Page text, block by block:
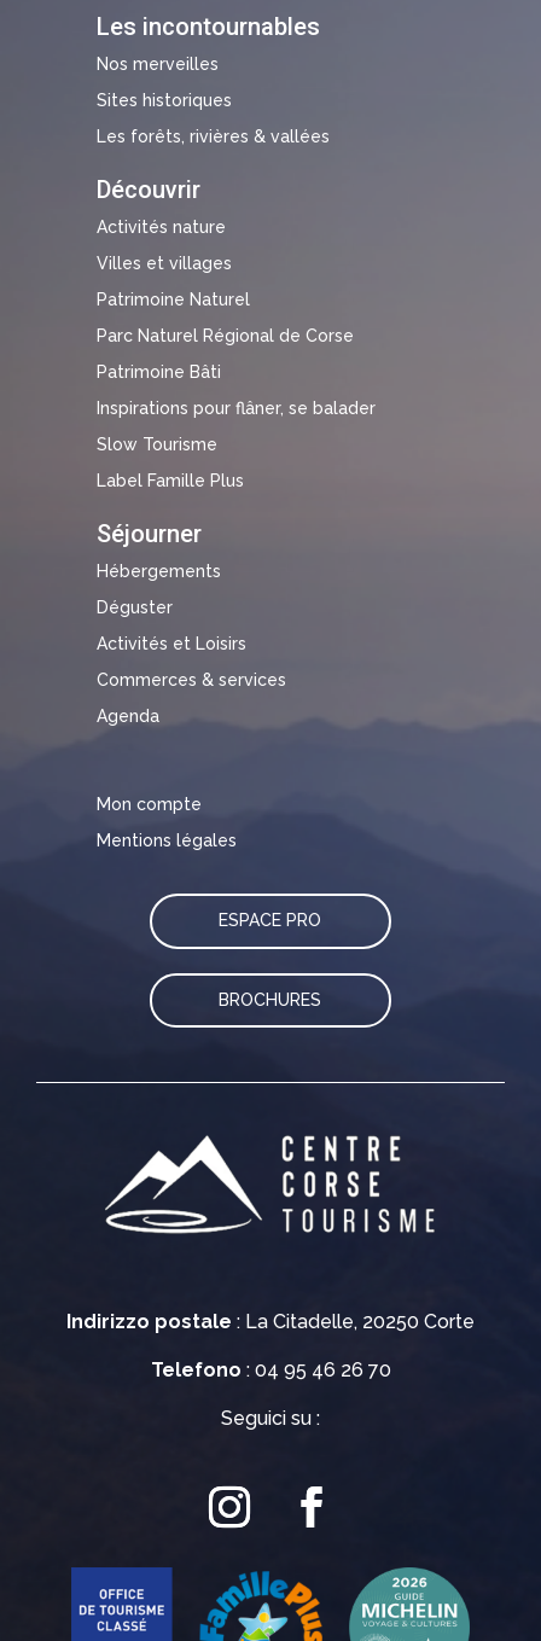
Indirizzo postale : La Citadelle, 20250 Corte
Telefono : 04 95 46 26 70
Seguici su :
Les incontournables
Nos merveilles
Sites historiques
Les forêts, rivières & vallées
Découvrir
Activités nature
Villes et villages
Patrimoine Naturel
Parc Naturel Régional de Corse
Patrimoine Bâti
Inspirations pour flâner, se balader
Slow Tourisme
Label Famille Plus
Séjourner
Hébergements
Déguster
Activités et Loisirs
Commerces & services
Agenda
Mon compte
Mentions légales
ESPACE PRO
BROCHURES